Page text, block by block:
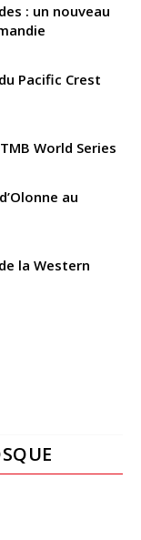
: un nouveau
Pacific Crest
World Series
au
la Western